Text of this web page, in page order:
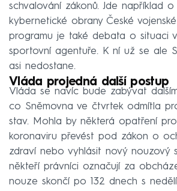
schvalování zákonů. Jde například o
kybernetické obrany České
programu je také debata o situaci
sportovní agentuře. K ní už se ale
asi nedostane.
Vláda projedná další postup
Vláda se navíc bude zabývat
co Sněmovna ve čtvrtek odmítla
stav. Mohla by některá opatření
koronaviru převést pod zákon o
zdraví nebo vyhlásit nový nouzový
někteří právníci označují za
nouze skončí po 132 dnech s